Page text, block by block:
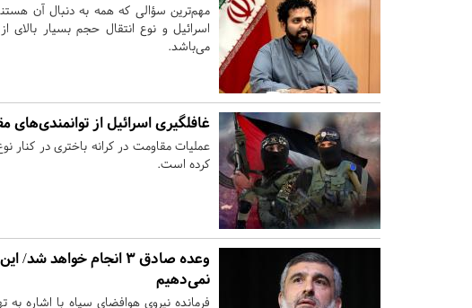
مهم‌ترین سؤالی که همه به دنبال آن
اسرائیل و نوع انتقال حجم بسیار بالای
می‌باشد.
غافلگیری اسرائیل از توانمندی‌های
عملیات مقاومت در کرانه باختری در کنار
کرده است.
وعده صادق ۳ انجام
نمی‌دهیم
فرمانده نیروی هوافضای سپاه با اشاره